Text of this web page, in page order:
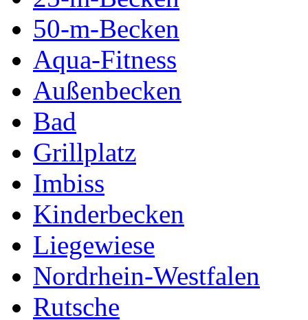
50-m-Becken
Aqua-Fitness
Außenbecken
Bad
Grillplatz
Imbiss
Kinderbecken
Liegewiese
Nordrhein-Westfalen
Rutsche